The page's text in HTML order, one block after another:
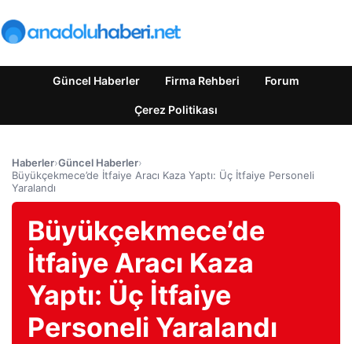
Güncel Haberler Firma Rehberi Forum
Çerez Politikası
Haberler›Güncel Haberler›
Büyükçekmece’de İtfaiye Aracı Kaza Yaptı: Üç İtfaiye Personeli
Yaralandı
Büyükçekmece’de
İtfaiye Aracı Kaza
Yaptı: Üç İtfaiye
Personeli Yaralandı